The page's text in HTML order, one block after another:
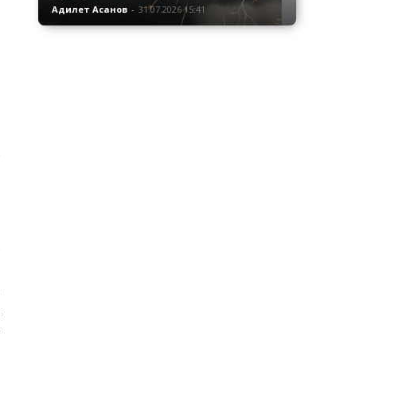
Адилет Асанов - 31.07.2026 15:41